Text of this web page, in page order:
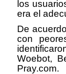
los
era el
De
con
Woebot,
Pray.com.